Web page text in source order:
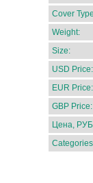
Cover
Weight:
Size:
USD Price:
EUR Price:
GBP Price:
Цена,